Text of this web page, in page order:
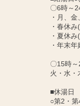
〇6時～
・月、
・春休
・夏休
・年末
〇15時
火・水・
■休湯日
○第2・第